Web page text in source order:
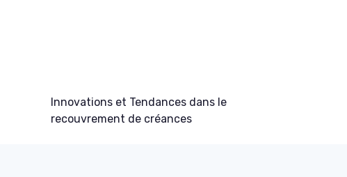
Innovations et Tendances dans le
recouvrement de créances